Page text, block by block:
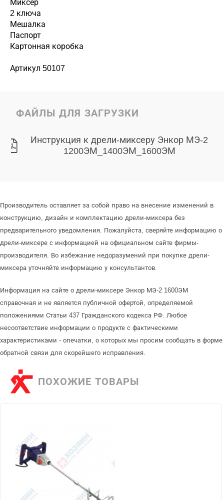
Миксер
2 ключа
Мешалка
Паспорт
Картонная коробка
Артикул 50107
ФАЙЛЫ ДЛЯ ЗАГРУЗКИ
Инструкция к дрели-миксеру Энкор МЭ-2
1200ЭМ_1400ЭМ_1600ЭМ
Производитель оставляет за собой право на внесение изменений в
конструкцию, дизайн и комплектацию дрели-миксера без
предварительного уведомления. Пожалуйста, сверяйте информацию о
дрели-миксере с информацией на официальном сайте фирмы-
производителя. Во избежание недоразумений при покупке дрели-
миксера уточняйте информацию у консультантов.
Информация на сайте о дрели-миксере Энкор МЭ-2 1600ЭМ
справочная и не является публичной офертой, определяемой
положениями Статьи 437 Гражданского кодекса РФ. Любое
несоответствие информации о продукте с фактическими
характеристиками - опечатки, о которых мы просим сообщать в форме
обратной связи для скорейшего исправления.
ПОХОЖИЕ ТОВАРЫ